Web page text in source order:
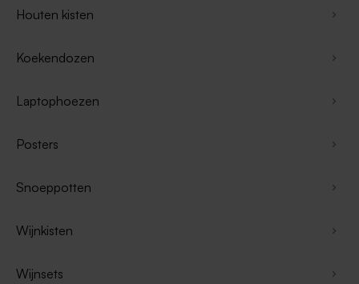
Houten kisten
Koekendozen
Laptophoezen
Posters
Snoeppotten
Wijnkisten
Wijnsets